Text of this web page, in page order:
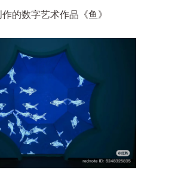
的数字艺术作品《鱼》